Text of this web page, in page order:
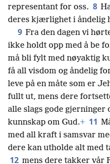
representant for oss. 8
deres kjærlighet i åndelig
9 Fra den dagen vi
ikke holdt opp med å be
må bli fylt med nøyaktig
få all visdom og åndelig
leve på en måte som er
fullt ut, mens dere
alle slags gode gjerninger
kunnskap om Gud.+ 11
med all kraft i samsvar
dere kan utholde alt med
12 mens dere takker vår